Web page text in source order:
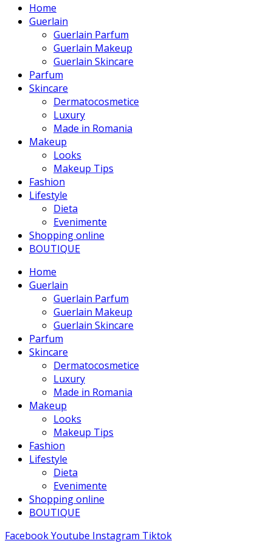
Home
Guerlain
Guerlain Parfum
Guerlain Makeup
Guerlain Skincare
Parfum
Skincare
Dermatocosmetice
Luxury
Made in Romania
Makeup
Looks
Makeup Tips
Fashion
Lifestyle
Dieta
Evenimente
Shopping online
BOUTIQUE
Home
Guerlain
Guerlain Parfum
Guerlain Makeup
Guerlain Skincare
Parfum
Skincare
Dermatocosmetice
Luxury
Made in Romania
Makeup
Looks
Makeup Tips
Fashion
Lifestyle
Dieta
Evenimente
Shopping online
BOUTIQUE
FacebookYoutube Instagram Tiktok